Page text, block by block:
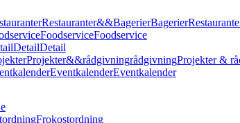
Frokostordning
Restauranter&&BagerierBagerier
FoodserviceFoodservice
DetailDetail
Projekter&&rådgivningrådgivningProjekter &
EventkalenderEventkalender